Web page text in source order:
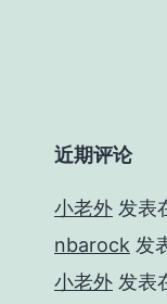
近期评论
小老外 发表
nbarock 发
小老外 发表